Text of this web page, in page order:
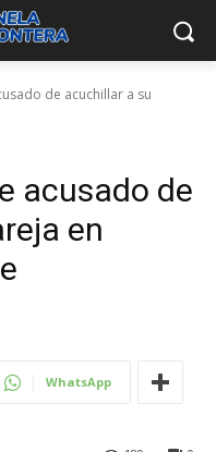
de acuchillar a su
acusado de
en
WhatsApp